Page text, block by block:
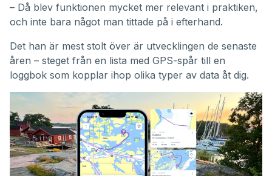
– Då blev funktionen mycket mer relevant i praktiken,
och inte bara något man tittade på i efterhand.
Det han är mest stolt över är utvecklingen de senaste
åren – steget från en lista med GPS-spår till en
loggbok som kopplar ihop olika typer av data åt dig.